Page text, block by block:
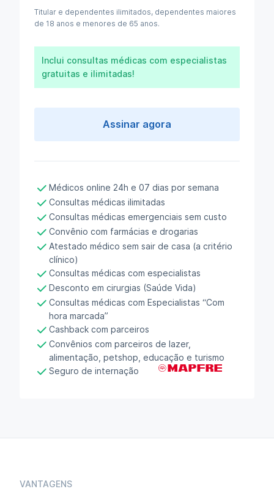
Titular e dependentes ilimitados, dependentes maiores
de 18 anos e menores de 65 anos.
Inclui consultas médicas com especialistas
gratuitas e ilimitadas!
Assinar agora
Médicos online 24h e 07 dias por semana
Consultas médicas ilimitadas
Consultas médicas emergenciais sem custo
Convênio com farmácias e drogarias
Atestado médico sem sair de casa (a critério
clínico)
Consultas médicas com especialistas
Desconto em cirurgias (Saúde Vida)
Consultas médicas com Especialistas “Com
hora marcada”
Cashback com parceiros
Convênios com parceiros de lazer,
alimentação, petshop, educação e turismo
Seguro de internação
VANTAGENS